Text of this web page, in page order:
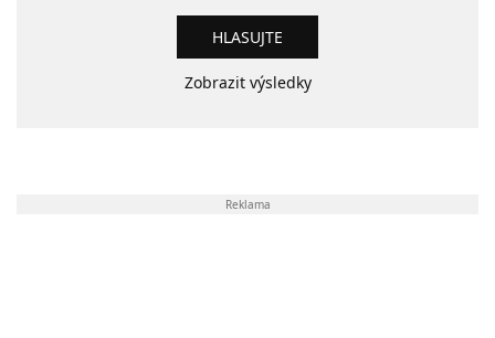
Zobrazit výsledky
Reklama